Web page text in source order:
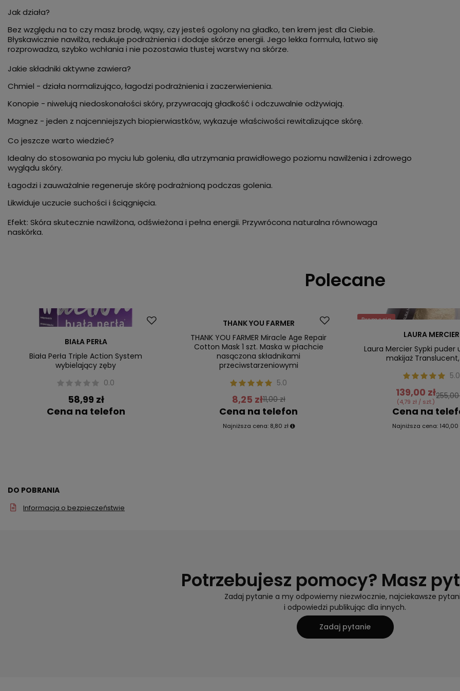
Jak działa?
Bez względu na to czy masz brodę, wąsy, czy jesteś ogolony na gładko, ten krem jest dla Ciebie.
Błyskawicznie nawilża, redukuje podrażnienia i dodaje skórze energii. Jego lekka formuła, łatwo się
rozprowadza, szybko wchłania i nie pozostawia tłustej warstwy na skórze.
Jakie składniki aktywne zawiera?
Chmiel - działa normalizująco, łagodzi podrażnienia i zaczerwienienia.
Konopie - niwelują niedoskonałości skóry, przywracają gładkość i odczuwalnie odżywiają.
Magnez - jeden z najcenniejszych biopierwiastków, wykazuje właściwości rewitalizujące skórę.
Co jeszcze warto wiedzieć?
Idealny do stosowania po myciu lub goleniu, dla utrzymania prawidłowego poziomu nawilżenia i zdrowego
wyglądu skóry.
Łagodzi i zauważalnie regeneruje skórę podrażnioną podczas golenia.
Likwiduje uczucie suchości i ściągnięcia.
Efekt: Skóra skutecznie nawilżona, odświeżona i pełna energii. Przywrócona naturalna równowaga
naskórka.
Polecane
BIAŁA PERŁA
Biała Perła Triple Action System
wybielający zęby
0.0
58,99 zł
Cena na telefon
THANK YOU FARMER
THANK YOU FARMER Miracle Age Repair
Cotton Mask 1 szt. Maska w płachcie
nasączona składnikami
przeciwstarzeniowymi
5.0
8,25 zł11,00 zł
Cena na telefon
Najniższa cena: 8,80 zł
Promocja
Nasz bestsellerLAURA MERCIER
Laura Mercier Sypki puder
makijaż
5.0
139,00 zł
(4,79 zł / szt.)
255,00
Cena na
Najniższa cena: 140,00
DO POBRANIA
Informacja o bezpieczeństwie
Potrzebujesz pomocy? Masz
Zadaj pytanie a my odpowiemy niezwłocznie, najciekawsze
i odpowiedzi publikując dla innych.
Zadaj pytanie